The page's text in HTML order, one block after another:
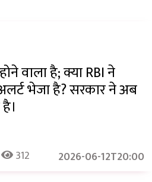
वाला है; क्या RBI ने
भेजा है? सरकार ने अब
312 2026-06-12T20:00